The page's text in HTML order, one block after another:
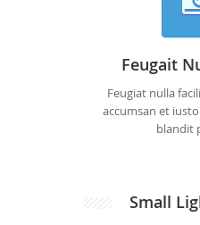
Feugait
Feugiat nulla
accumsan et
blandit
Small